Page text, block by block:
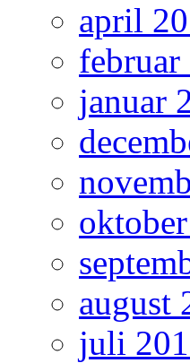
april
februar
januar
august
juli